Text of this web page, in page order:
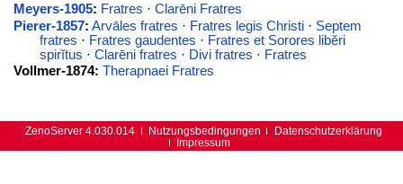
Meyers-1905: Fratres · Clarēni Fratres
Pierer-1857: Arvāles fratres · Fratres legis Christi· Septem
fratres · Fratres gaudentes · Fratres et Sorores libĕri
spirĭtus · Clarēni fratres · Divi fratres · Fratres
Vollmer-1874: Therapnaei Fratres
ZenoServer 4.030.014 Nutzungsbedingungen
Datenschutzerklärung
Impressum